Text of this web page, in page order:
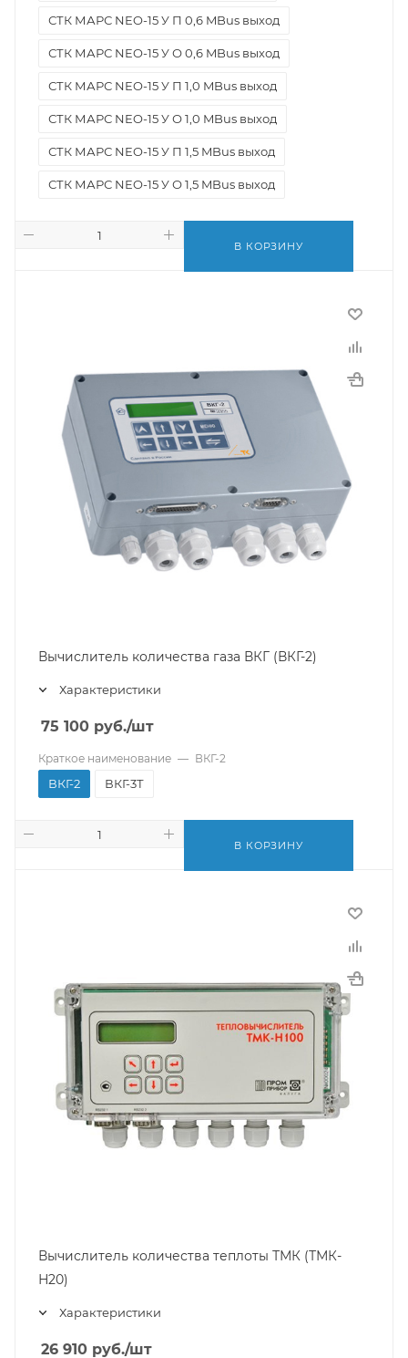
СТК МАРС NEO-15 У П 0,6 MBus выход
СТК МАРС NEO-15 У О 0,6 MBus выход
СТК МАРС NEO-15 У П 1,0 MBus выход
СТК МАРС NEO-15 У О 1,0 MBus выход
СТК МАРС NEO-15 У П 1,5 MBus выход
СТК МАРС NEO-15 У О 1,5 MBus выход
В КОРЗИНУ
Вычислитель количества газа ВКГ (ВКГ-2)
Характеристики
75 100 руб./шт
Краткое наименование — ВКГ-2
ВКГ-2 ВКГ-3Т
В КОРЗИНУ
Вычислитель количества теплоты ТМК (ТМК-
Н20)
Характеристики
26 910 руб./шт